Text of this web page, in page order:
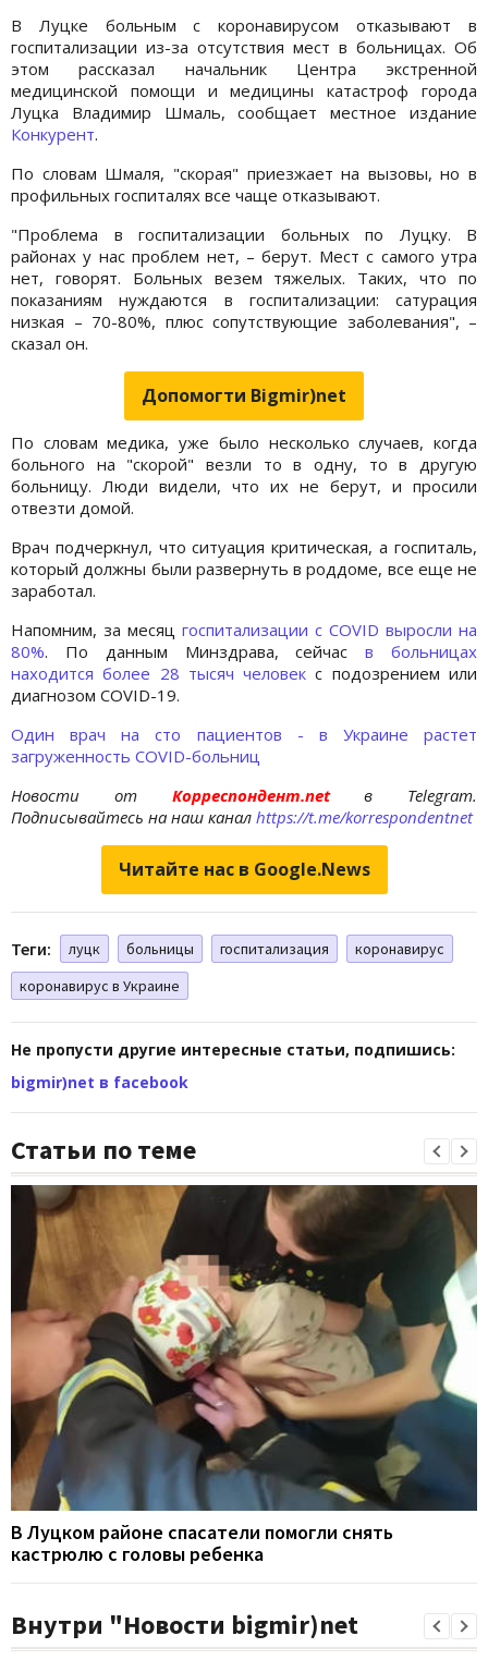
В Луцке больным с коронавирусом отказывают в
госпитализации из-за отсутствия мест в больницах. Об
этом рассказал начальник Центра экстренной
медицинской помощи и медицины катастроф города
Луцка Владимир Шмаль, сообщает местное издание
Конкурент.
По словам Шмаля, "скорая" приезжает на вызовы, но в
профильных госпиталях все чаще отказывают.
"Проблема в госпитализации больных по Луцку. В
районах у нас проблем нет, – берут. Мест с самого утра
нет, говорят. Больных везем тяжелых. Таких, что по
показаниям нуждаются в госпитализации: сатурация
низкая – 70-80%, плюс сопутствующие заболевания", –
сказал он.
Допомогти Bigmir)net
По словам медика, уже было несколько случаев, когда
больного на "скорой" везли то в одну, то в другую
больницу. Люди видели, что их не берут, и просили
отвезти домой.
Врач подчеркнул, что ситуация критическая, а госпиталь,
который должны были развернуть в роддоме, все еще не
заработал.
Напомним, за месяц госпитализации с COVID выросли на
80%. По данным Минздрава, сейчасв больницах
находится более 28 тысяч человек с подозрением или
диагнозом COVID-19.
Один врач на сто пациентов - в Украине растет
загруженность COVID-больниц
Новости отКорреспондент.netв Telegram.
Подписывайтесь на наш канал https://t.me/korrespondentnet
Читайте нас в Google.News
Теги: луцк больницы госпитализация
коронавирус
коронавирус в Украине
Не пропусти другие интересные статьи, подпишись:
bigmir)net в facebook
Статьи по теме
В Луцком районе спасатели помогли снять
кастрюлю с головы ребенка
Внутри "Новости bigmir)net